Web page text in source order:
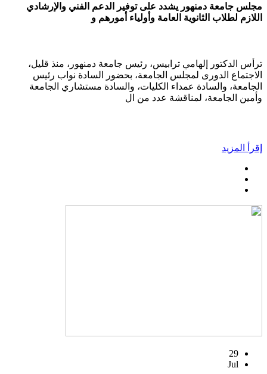
مجلس جامعة دمنهور يشدد على توفير الدعم الفني والإرشادي
اللازم لطلاب الثانوية العامة وأولياء أمورهم و
ترأس الدكتور إلهامي ترابيس، رئيس جامعة دمنهور، منذ قليل،
الاجتماع الدورى لمجلس الجامعة، بحضور السادة نواب رئيس
الجامعة، والسادة عمداء الكليات، والسادة مستشاري الجامعة
وأمين الجامعة، لمناقشة عدد من ال
إقرأ المزيد
29
Jul